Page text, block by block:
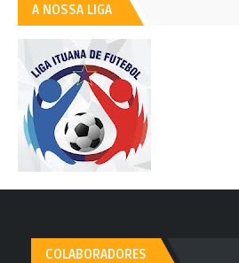
A NOSSA LIGA
COLABORADORES